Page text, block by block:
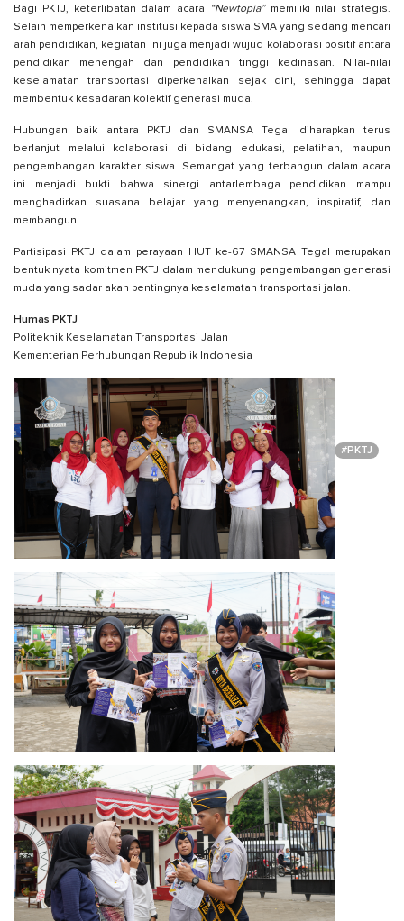
Bagi PKTJ, keterlibatan dalam acara “Newtopia”memiliki nilai strategis.
Selain memperkenalkan institusi kepada siswa SMA yang sedang mencari
arah pendidikan, kegiatan ini juga menjadi wujud kolaborasi positif antara
pendidikan menengah dan pendidikan tinggi kedinasan. Nilai-nilai
keselamatan transportasi diperkenalkan sejak dini, sehingga dapat
membentuk kesadaran kolektif generasi muda.
Hubungan baik antara PKTJ dan SMANSA Tegal diharapkan terus
berlanjut melalui kolaborasi di bidang edukasi, pelatihan, maupun
pengembangan karakter siswa. Semangat yang terbangun dalam acara
ini menjadi bukti bahwa sinergi antarlembaga pendidikan mampu
menghadirkan suasana belajar yang menyenangkan, inspiratif, dan
membangun.
Partisipasi PKTJ dalam perayaan HUT ke-67 SMANSA Tegal merupakan
bentuk nyata komitmen PKTJ dalam mendukung pengembangan generasi
muda yang sadar akan pentingnya keselamatan transportasi jalan.
Humas PKTJ
Politeknik Keselamatan Transportasi Jalan
Kementerian Perhubungan Republik Indonesia
#PKTJ